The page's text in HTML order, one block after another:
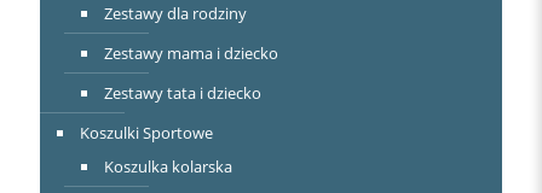
Zestawy dla rodziny
Zestawy mama i dziecko
Zestawy tata i dziecko
Koszulki Sportowe
Koszulka kolarska